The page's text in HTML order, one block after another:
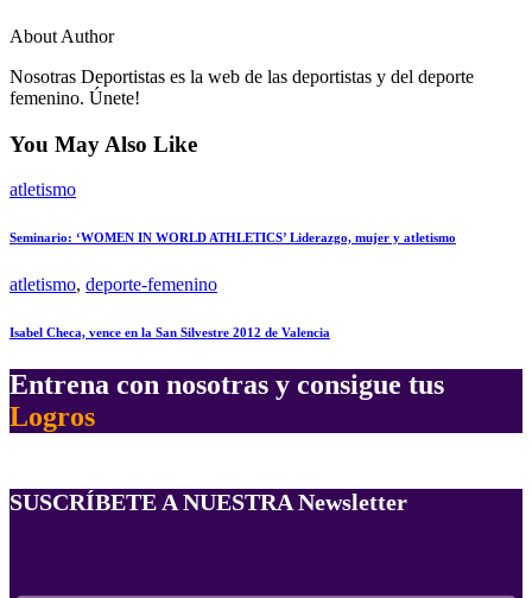
About Author
Nosotras Deportistas es la web de las deportistas y del deporte
femenino. Únete!
You May Also Like
atletismo
Seminario: ‘WOMEN IN WORLD ATHLETICS’ Liderazgo, mujer y atletismo
atletismo, deporte-femenino
Isabel Checa, vence en la San Silvestre 2012 de Valencia
Entrena con nosotras y consigue tus
Logros
SUSCRÍBETE A NUESTRA Newsletter